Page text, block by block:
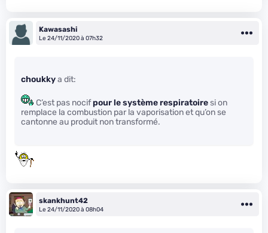
Kawasashi
Le 24/11/2020 à 07h32
choukkya dit:
C’est pas nocifpour le système respiratoiresi on
remplace la combustion par la vaporisation et qu’on se
cantonne au produit non transformé.
skankhunt42
Le 24/11/2020 à 08h04